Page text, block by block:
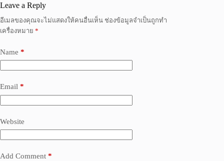
Leave a Reply
อีเมลของคุณจะไม่แสดงให้คนอื่นเห็น ช่องข้อมูลจำเป็นถูกทำ
เครื่องหมาย *
Name *
Email *
Website
Add Comment *